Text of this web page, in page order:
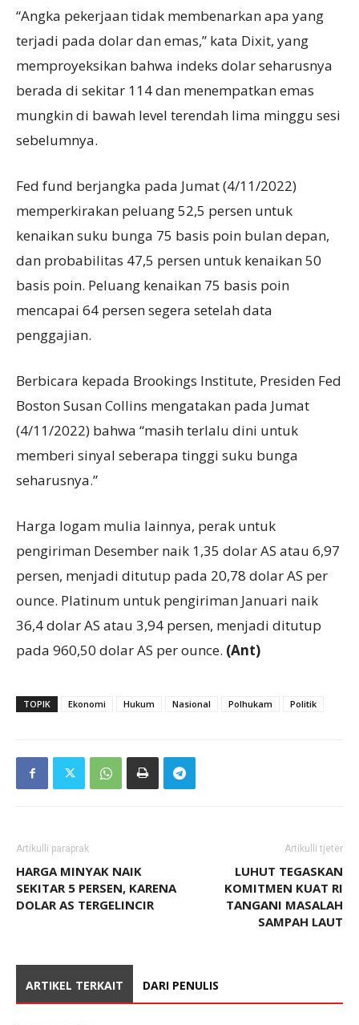
“Angka pekerjaan tidak membenarkan apa yang
terjadi pada dolar dan emas,” kata Dixit, yang
memproyeksikan bahwa indeks dolar seharusnya
berada di sekitar 114 dan menempatkan emas
mungkin di bawah level terendah lima minggu sesi
sebelumnya.
Fed fund berjangka pada Jumat (4/11/2022)
memperkirakan peluang 52,5 persen untuk
kenaikan suku bunga 75 basis poin bulan depan,
dan probabilitas 47,5 persen untuk kenaikan 50
basis poin. Peluang kenaikan 75 basis poin
mencapai 64 persen segera setelah data
penggajian.
Berbicara kepada Brookings Institute, Presiden Fed
Boston Susan Collins mengatakan pada Jumat
(4/11/2022) bahwa “masih terlalu dini untuk
memberi sinyal seberapa tinggi suku bunga
seharusnya.”
Harga logam mulia lainnya, perak untuk
pengiriman Desember naik 1,35 dolar AS atau 6,97
persen, menjadi ditutup pada 20,78 dolar AS per
ounce. Platinum untuk pengiriman Januari naik
36,4 dolar AS atau 3,94 persen, menjadi ditutup
pada 960,50 dolar AS per ounce. (Ant)
TOPIK Ekonomi Hukum Nasional Polhukam Politik
Artikulli paraprak
HARGA MINYAK NAIK
SEKITAR 5 PERSEN, KARENA
DOLAR AS TERGELINCIR
Artikulli tjetër
LUHUT TEGASKAN
KOMITMEN KUAT RI
TANGANI MASALAH
SAMPAH LAUT
ARTIKEL TERKAIT DARI PENULIS